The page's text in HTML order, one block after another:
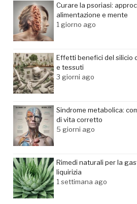
Curare la psoriasi:
alimentazione e mente
1 giorno ago
Effetti benefici del silicio
e tessuti
3 giorni ago
Sindrome metabolica:
di vita corretto
5 giorni ago
Rimedi naturali per la
liquirizia
1 settimana ago